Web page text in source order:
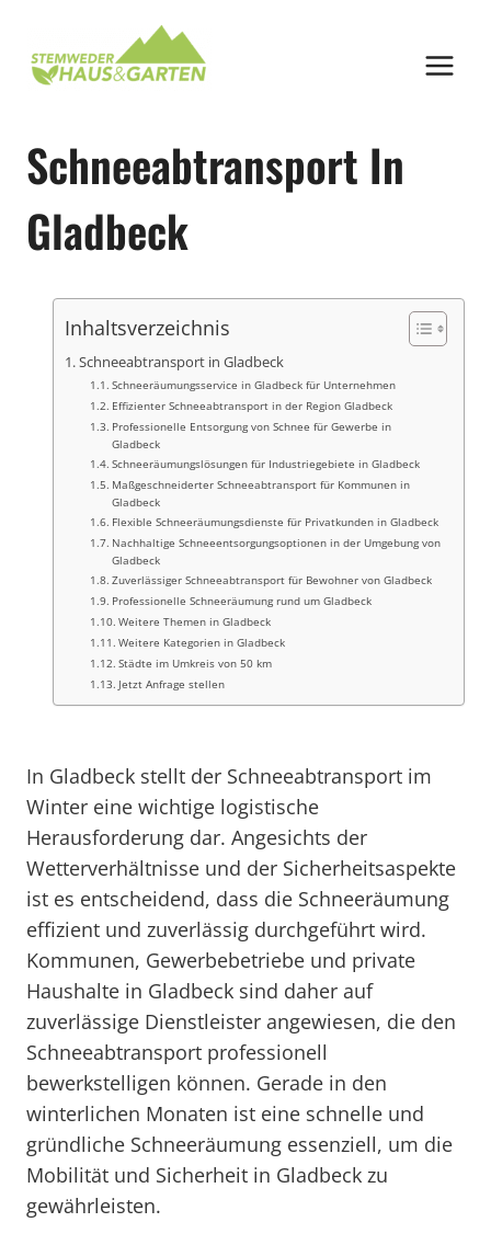
springen
Schneeabtransport In
Gladbeck
Inhaltsverzeichnis
Schneeabtransport in Gladbeck
Schneeräumungsservice in Gladbeck für Unternehmen
Effizienter Schneeabtransport in der Region Gladbeck
Professionelle Entsorgung von Schnee für Gewerbe in
Gladbeck
Schneeräumungslösungen für Industriegebiete in Gladbeck
Maßgeschneiderter Schneeabtransport für Kommunen in
Gladbeck
Flexible Schneeräumungsdienste für Privatkunden in Gladbeck
Nachhaltige Schneeentsorgungsoptionen in der Umgebung von
Gladbeck
Zuverlässiger Schneeabtransport für Bewohner von Gladbeck
Professionelle Schneeräumung rund um Gladbeck
Weitere Themen in Gladbeck
Weitere Kategorien in Gladbeck
Städte im Umkreis von 50 km
Jetzt Anfrage stellen
In Gladbeck stellt der Schneeabtransport im
Winter eine wichtige logistische
Herausforderung dar. Angesichts der
Wetterverhältnisse und der Sicherheitsaspekte
ist es entscheidend, dass die Schneeräumung
effizient und zuverlässig durchgeführt wird.
Kommunen, Gewerbebetriebe und private
Haushalte in Gladbeck sind daher auf
zuverlässige Dienstleister angewiesen, die den
Schneeabtransport professionell
bewerkstelligen können. Gerade in den
winterlichen Monaten ist eine schnelle und
gründliche Schneeräumung essenziell, um die
Mobilität und Sicherheit in Gladbeck zu
gewährleisten.